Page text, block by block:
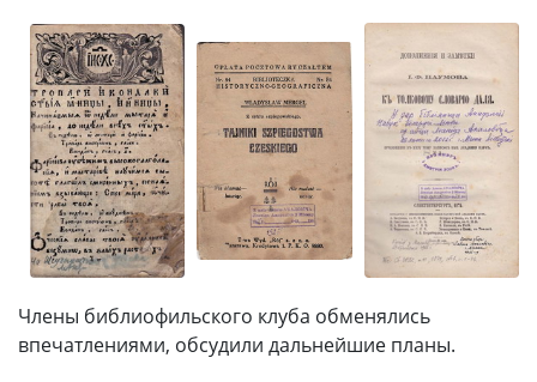
Члены библиофильского клуба обменялись
впечатлениями, обсудили дальнейшие планы.